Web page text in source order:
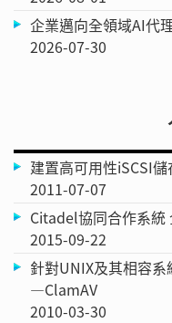
企業邁向全領域AI代
2026-07-30
建置高可用性iSCSI儲
2011-07-07
Citadel協同合作系統
2015-09-22
針對UNIX及其相容
—ClamAV
2010-03-30